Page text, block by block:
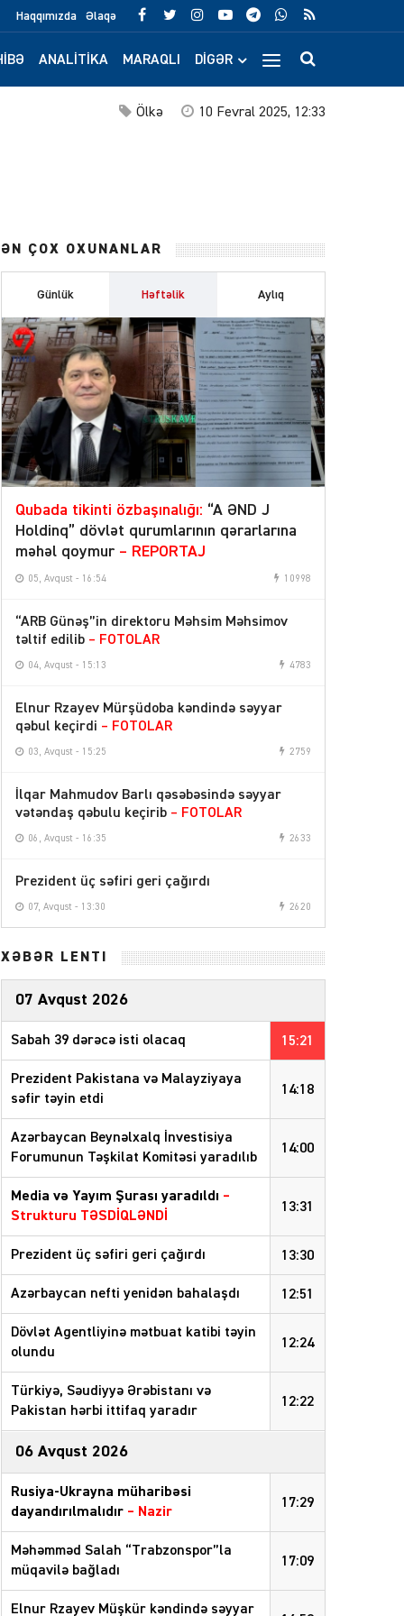
Haqqımızda Əlaqə
ANALITIKA MARAQLI DIGƏR
10 Fevral 2025, 12:33
Ölkə
ƏN ÇOX OXUNANLAR
Günlük Həftəlik Aylıq
Qubada tikinti özbaşınalığı: “A ƏND J
Holdinq” dövlət qurumlarının qərarlarına
məhəl qoymur – REPORTAJ
05, Avqust - 16:54 10998
“ARB Günəş”in direktoru Məhsim Məhsimov
təltif edilib – FOTOLAR
04, Avqust - 15:13 4783
Elnur Rzayev Mürşüdoba kəndində səyyar
qəbul keçirdi – FOTOLAR
03, Avqust - 15:25 2759
İlqar Mahmudov Barlı qəsəbəsində səyyar
vətəndaş qəbulu keçirib – FOTOLAR
06, Avqust - 16:35 2633
Prezident üç səfiri geri çağırdı
07, Avqust - 13:30 2620
XƏBƏR LENTİ
07 Avqust 2026
15:21
Sabah 39 dərəcə isti olacaq
14:18
Prezident Pakistana və Malayziyaya
səfir təyin etdi
14:00
Azərbaycan Beynəlxalq İnvestisiya
Forumunun Təşkilat Komitəsi yaradılıb
13:31
Media və Yayım Şurası yaradıldı –
Strukturu TƏSDİQLƏNDİ
13:30
Prezident üç səfiri geri çağırdı
12:51
Azərbaycan nefti yenidən bahalaşdı
12:24
Dövlət Agentliyinə mətbuat katibi təyin
olundu
12:22
Türkiyə, Səudiyyə Ərəbistanı və
Pakistan hərbi ittifaq yaradır
06 Avqust 2026
17:29
Rusiya-Ukrayna müharibəsi
dayandırılmalıdır – Nazir
17:09
Məhəmməd Salah “Trabzonspor”la
müqavilə bağladı
Elnur Rzayev Müşkür kəndində səyyar